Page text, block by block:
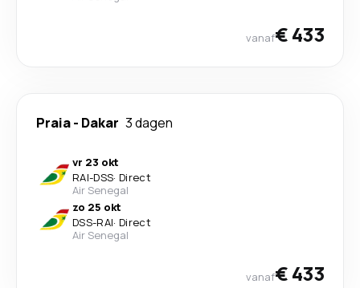
vanaf€ 433
Praia- Dakar 3 dagen
vr 23 okt
RAI-DSS· Direct
Air Senegal
zo 25 okt
DSS-RAI· Direct
Air Senegal
vanaf€ 433